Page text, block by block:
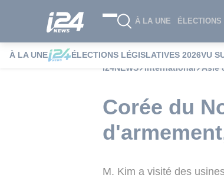
À LA UNE
À LA UNE ÉLECTIONS LÉGISLATIVES 2026VU
i24NEWS
International Asie
Corée du
M. Kim a visité des